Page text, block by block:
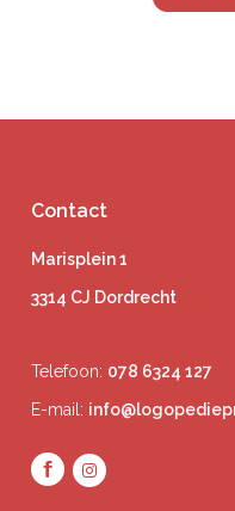
Contact
Marisplein 1
3314 CJ Dordrecht
Telefoon: 078 6324 127
E-mail: